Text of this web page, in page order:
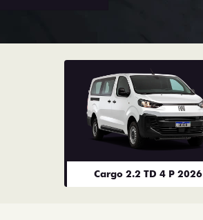
Cargo 2.2 TD 4 P 2026